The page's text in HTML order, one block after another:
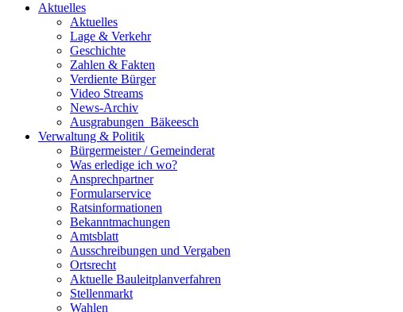
Aktuelles
Aktuelles
Lage & Verkehr
Geschichte
Zahlen & Fakten
Verdiente Bürger
Video Streams
News-Archiv
Ausgrabungen_Bäkeesch
Verwaltung & Politik
Bürgermeister / Gemeinderat
Was erledige ich wo?
Ansprechpartner
Formularservice
Ratsinformationen
Bekanntmachungen
Amtsblatt
Ausschreibungen und Vergaben
Ortsrecht
Aktuelle Bauleitplanverfahren
Stellenmarkt
Wahlen